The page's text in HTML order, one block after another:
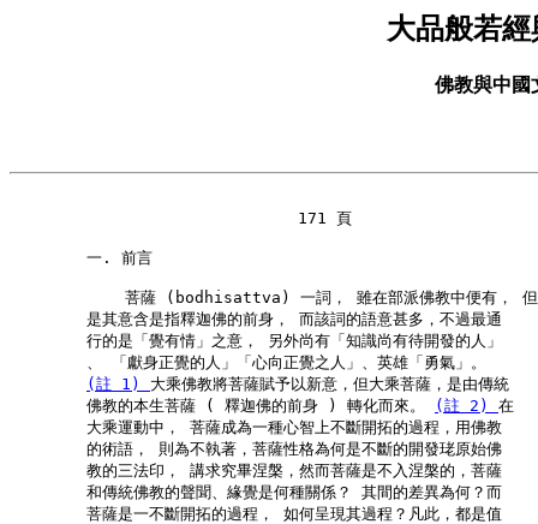
大品般若
佛教與中國
                              171 頁
        一. 前言
            菩薩 (bodhisattva) 一詞， 雖在部派佛教中便有， 但
        是其意含是指釋迦佛的前身， 而該詞的語意甚多，不過最通
        行的是「覺有情」之意， 另外尚有「知識尚有待開發的人」
        、 「獻身正覺的人」「心向正覺之人」、英雄「勇氣」。
(註 1) 大乘佛教將菩薩賦予以新意，但大乘菩薩，是由傳統
        佛教的本生菩薩 ( 釋迦佛的前身 ) 轉化而來。
(註 2) 在
        大乘運動中， 菩薩成為一種心智上不斷開拓的過程，用佛教
        的術語， 則為不執著，菩薩性格為何是不斷的開發珯原始佛
        教的三法印， 講求究畢涅槃，然而菩薩是不入涅槃的，菩薩
        和傳統佛教的聲聞、緣覺是何種關係？ 其間的差異為何？而
        菩薩是一不斷開拓的過程， 如何呈現其過程？凡此，都是值